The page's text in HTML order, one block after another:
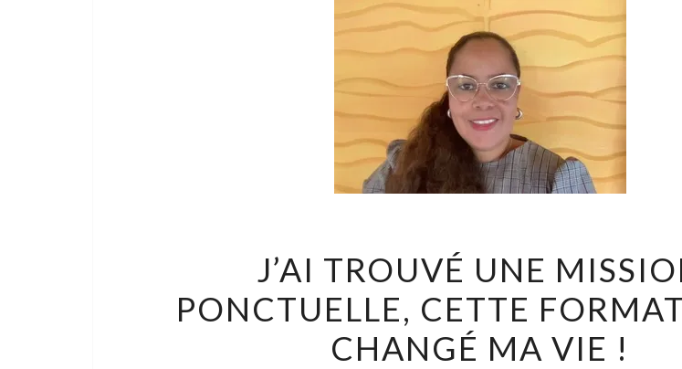
TROUVÉ
UNE
MISSION
PONCTUELLE,
J’AI TROUVÉ UNE
PONCTUELLE, CETTE
CHANGÉ MA VIE !